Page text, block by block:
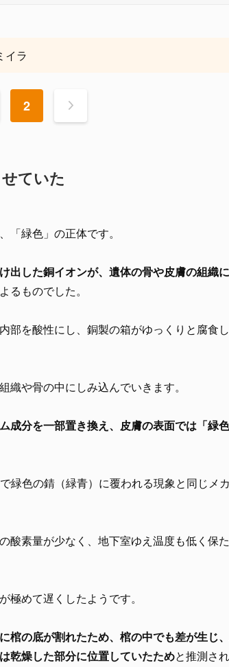
イラ
2 >
ていた
「緑色」の正体です。
出した銅イオンが、遺体の骨や皮膚の組織
るものでした。
部を酸性にし、銅製の箱がゆっくりと腐食
織や骨の中にしみ込んでいきます。
成分を一部置き換え、皮膚の表面では「緑
緑色の錆（緑青）に覆われる現象と同じメカ
酸素量が少なく、地下室ゆえ温度も低く保
極めて遅くしたようです。
棺の底が割れたため、棺の中でも差が生じ
乾燥した部分に位置していたためと推測さ